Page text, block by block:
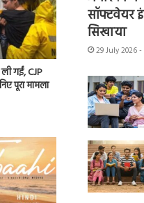
गईं, CJP
पूरा मामला
सॉफ्टवेयर
सिखाया
29 July 2026